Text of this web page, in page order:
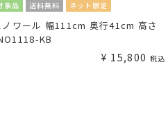
象品 送料無料 ネット限定
ワール 幅111cm 奥行41cm 高さ
KB
¥ 15,800 税込